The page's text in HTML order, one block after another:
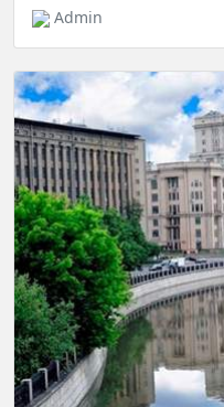
Admin